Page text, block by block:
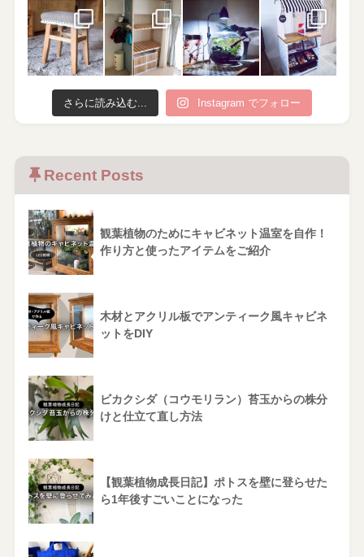
さらに読み込む... Instagram でフォロー
Recent Posts
観葉植物のためにキャビネット温室を自作！
作り方と使ったアイテムをご紹介
木材とアクリル板でアンティーク風キャビネ
ットをDIY
ビカクシダ（コウモリラン）苔玉からの株分
けと仕立て直し方法
【観葉植物成長日記】ポトスを壁に登らせた
ら1年後すごいことになった